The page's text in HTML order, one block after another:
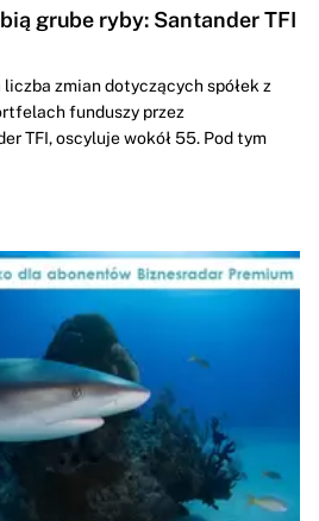
grube ryby: Santander TFI
zmian dotyczących spółek z
funduszy przez
TFI, oscyluje wokół 55. Pod tym